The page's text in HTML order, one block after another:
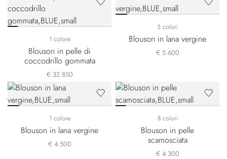
1 colore
Blouson in pelle di
coccodrillo gommata
€ 32.850
3 colori
Blouson in lana vergine
€ 5.600
1 colore
Blouson in lana vergine
€ 4.500
8 colori
Blouson in pelle
scamosciata
€ 4.300